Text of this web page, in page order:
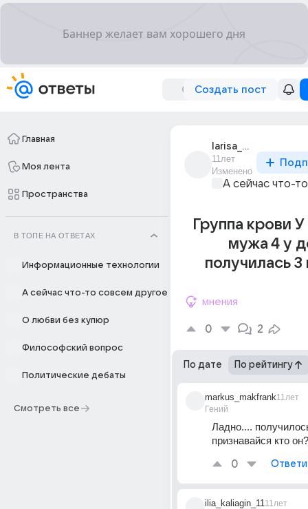
Создать пост
Главная
Моя лента
Пространства
В ТОПЕ НА ОТВЕТАХ
Информационные технологии
А сейчас что-то совсем другое
О любви без купюр
Философский вопрос
Политические дебаты
Смотреть все
larisa_kress
11лет
Изменено
А сейчас что-
Группа крови
мужа 4 у
получилась 3
мнения
0 2
По дате По рейтингу
markus_makfrank
Гений
11лет
Ладно....
признавайся кто
0
ilia_kaliagin_1111лет